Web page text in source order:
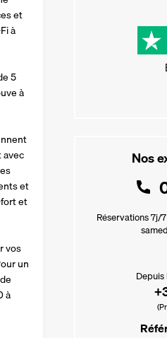
Nos
Réservations 7j/
Depuis
et
à
5
à
avec
et
et
vos
un
à